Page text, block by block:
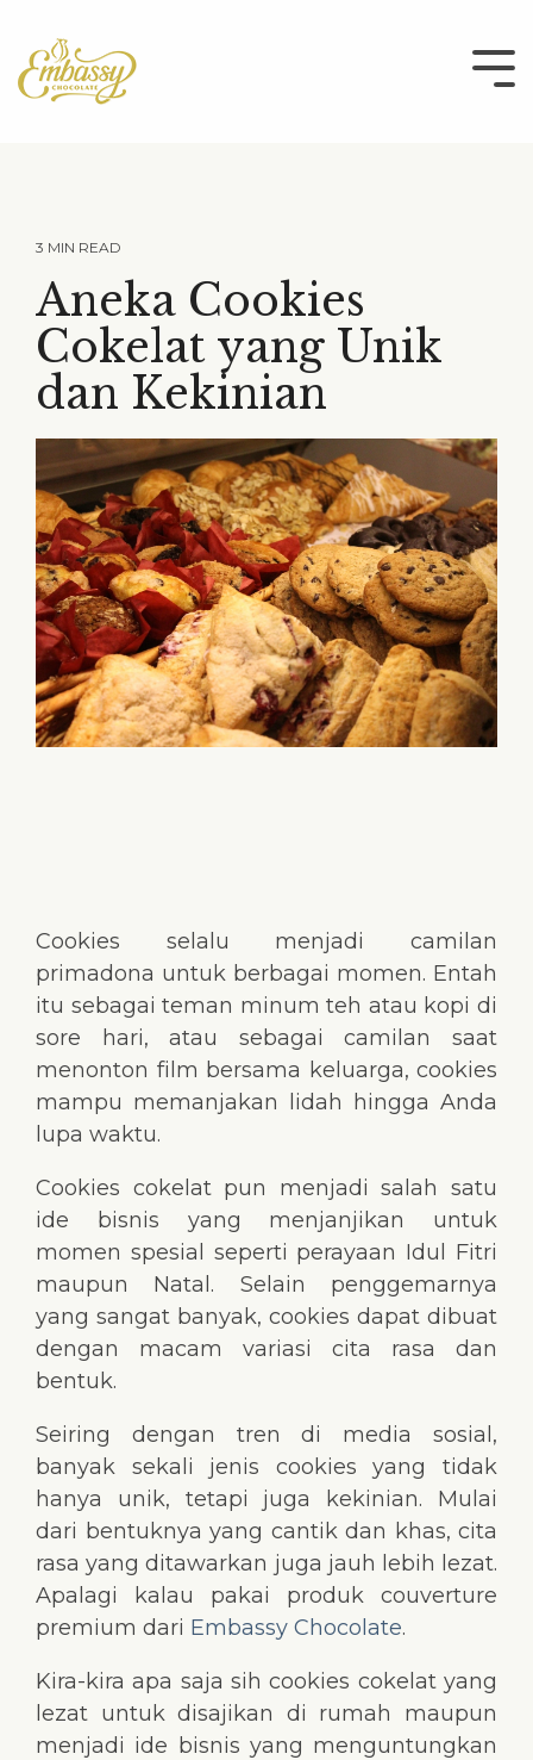
the
main
content.
3 MIN READ
Aneka Cookies
Cokelat yang Unik
dan Kekinian
Cookies selalu menjadi camilan
primadona untuk berbagai momen. Entah
itu sebagai teman minum teh atau kopi di
sore hari, atau sebagai camilan saat
menonton film bersama keluarga, cookies
mampu memanjakan lidah hingga Anda
lupa waktu.
Cookies cokelat pun menjadi salah satu
ide bisnis yang menjanjikan untuk
momen spesial seperti perayaan Idul Fitri
maupun Natal. Selain penggemarnya
yang sangat banyak, cookies dapat dibuat
dengan macam variasi cita rasa dan
bentuk.
Seiring dengan tren di media sosial,
banyak sekali jenis cookies yang tidak
hanya unik, tetapi juga kekinian. Mulai
dari bentuknya yang cantik dan khas, cita
rasa yang ditawarkan juga jauh lebih lezat.
Apalagi kalau pakai produk couverture
premium dari Embassy Chocolate.
Kira-kira apa saja sih cookies cokelat yang
lezat untuk disajikan di rumah maupun
menjadi ide bisnis yang menguntungkan